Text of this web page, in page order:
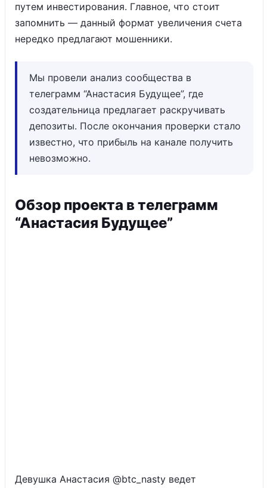
путем инвестирования. Главное, что стоит
запомнить — данный формат увеличения счета
нередко предлагают мошенники.
Мы провели анализ сообщества в
телеграмм “Анастасия Будущее”, где
создательница предлагает раскручивать
депозиты. После окончания проверки стало
известно, что прибыль на канале получить
невозможно.
Обзор проекта в телеграмм
“Анастасия Будущее”
Девушка Анастасия @btc_nasty ведет